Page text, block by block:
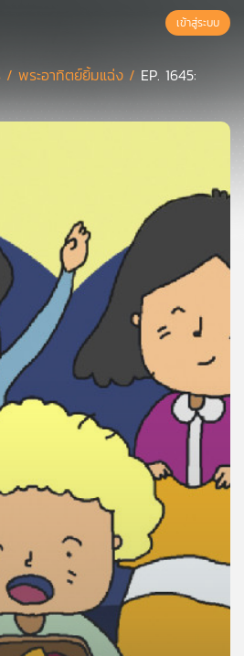
เข้าสู่ระบบ
/พระอาทิตย์ยิ้มแฉ่ง / EP. 1645: